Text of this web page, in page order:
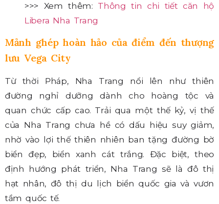
>>> Xem thêm: Thông tin chi tiết căn hộ
Libera Nha Trang
Mảnh ghép hoàn hảo của điểm đến thượng
lưu Vega City
Từ thời Pháp, Nha Trang nổi lên như thiên
đường nghỉ dưỡng dành cho hoàng tộc và
quan chức cấp cao. Trải qua một thế kỷ, vị thế
của Nha Trang chưa hề có dấu hiệu suy giảm,
nhờ vào lợi thế thiên nhiên ban tặng đường bờ
biển đẹp, biển xanh cát trắng. Đặc biệt, theo
định hướng phát triển, Nha Trang sẽ là đô thị
hạt nhân, đô thị du lịch biển quốc gia và vươn
tầm quốc tế.